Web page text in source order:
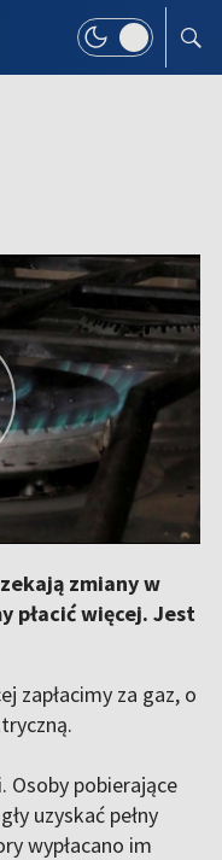
zmiany w
płacić więcej. Jest
zapłacimy za gaz, o
Osoby pobierające
uzyskać pełny
wypłacano im